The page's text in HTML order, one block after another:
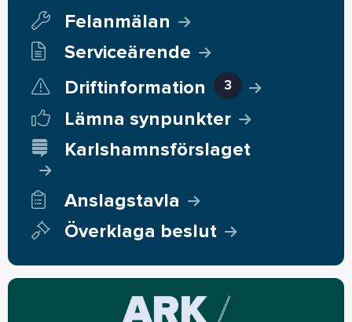
Felanmälan
Serviceärende
Driftinformation
3
Lämna synpunkter
Karlshamnsförslaget
Anslagstavla
Överklaga beslut